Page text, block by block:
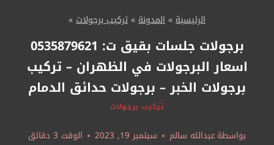
الرئيسية»المدونة»تركيب برجولات»
برجولات جلسات بقيق ت: 0535879621
اسعار البرجولات في الظهران – تركيب
برجولات الخبر – برجولات حدائق الدمام
تركيب برجولات
بواسطةعبدالله سالم سبتمبر 19, 2023 الوقت دقائق